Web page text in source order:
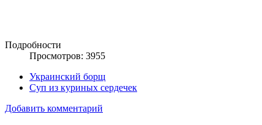
Подробности
Просмотров: 3955
Украинский борщ
Суп из куриных сердечек
Добавить комментарий